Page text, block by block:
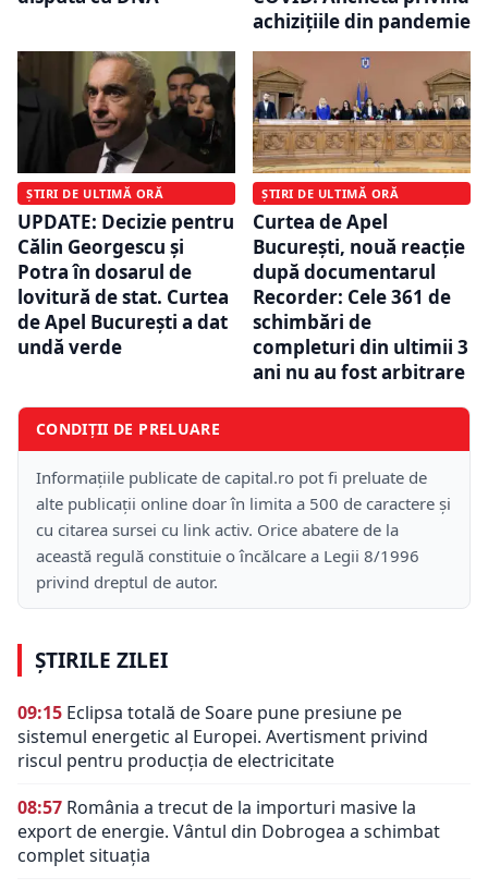
achizițiile din pandemie
ȘTIRI DE ULTIMĂ ORĂ
UPDATE: Decizie pentru
Călin Georgescu și
Potra în dosarul de
lovitură de stat. Curtea
de Apel București a dat
undă verde
ȘTIRI DE ULTIMĂ ORĂ
Curtea de Apel
București, nouă reacție
după documentarul
Recorder: Cele 361 de
schimbări de
completuri din ultimii 3
ani nu au fost arbitrare
CONDIȚII DE PRELUARE
Informațiile publicate de capital.ro pot fi preluate de
alte publicații online doar în limita a 500 de caractere și
cu citarea sursei cu link activ. Orice abatere de la
această regulă constituie o încălcare a Legii 8/1996
privind dreptul de autor.
ȘTIRILE ZILEI
09:15 Eclipsa totală de Soare pune presiune pe
sistemul energetic al Europei. Avertisment privind
riscul pentru producția de electricitate
08:57 România a trecut de la importuri masive la
export de energie. Vântul din Dobrogea a schimbat
complet situația